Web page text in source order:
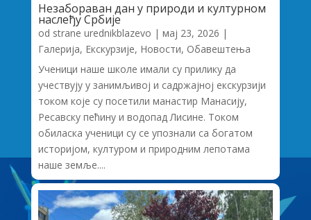
Незабораван дан у природи и културном
наслеђу Србије
od strane urednikblazevo | мај 23, 2026 |
Галерија, Екскурзије, Новости, Обавештења
Ученици наше школе имали су прилику да
учествују у занимљивој и садржајној екскурзији
током које су посетили манастир Манасију,
Ресавску пећину и водопад Лисине. Током
обиласка ученици су се упознали са богатом
историјом, културом и природним лепотама
наше земље....